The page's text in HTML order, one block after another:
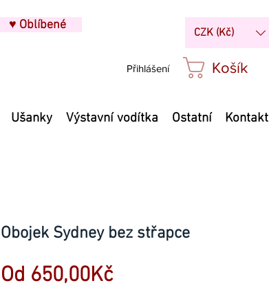
♥ Oblíbené
Přihlášení
CZK (Kč)
Košík
Ušanky Výstavní vodítka Ostatní Kontakt
Obojek Sydney bez střapce
Od 650,00KčZvýhodněná